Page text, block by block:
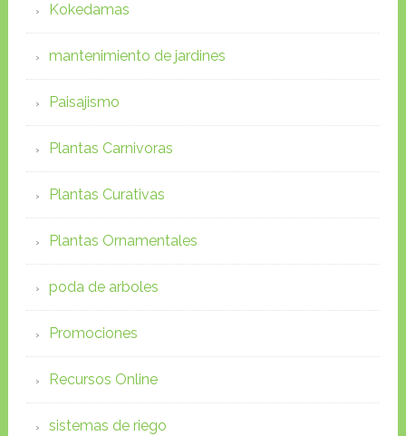
Kokedamas
mantenimiento de jardines
Paisajismo
Plantas Carnivoras
Plantas Curativas
Plantas Ornamentales
poda de arboles
Promociones
Recursos Online
sistemas de riego